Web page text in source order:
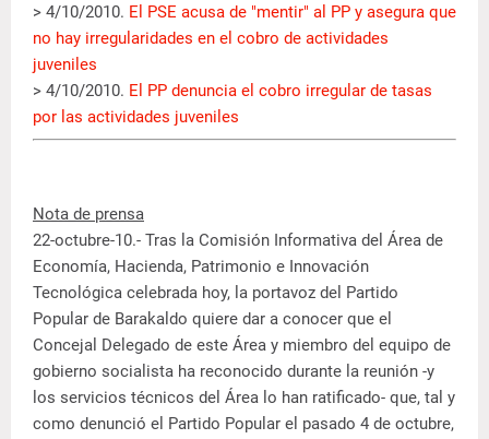
> 4/10/2010. El PSE acusa de "mentir" al PP y asegura que
no hay irregularidades en el cobro de actividades
juveniles
> 4/10/2010. El PP denuncia el cobro irregular de tasas
por las actividades juveniles
Nota de prensa
22-octubre-10.- Tras la Comisión Informativa del Área de
Economía, Hacienda, Patrimonio e Innovación
Tecnológica celebrada hoy, la portavoz del Partido
Popular de Barakaldo quiere dar a conocer que el
Concejal Delegado de este Área y miembro del equipo de
gobierno socialista ha reconocido durante la reunión -y
los servicios técnicos del Área lo han ratificado- que, tal y
como denunció el Partido Popular el pasado 4 de octubre,